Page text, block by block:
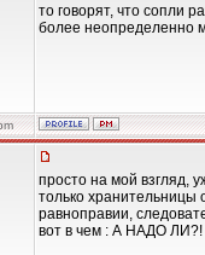
то говорят, что сопли
более неопределенно
просто на мой взгляд,
только хранительницы
равноправии,
вот в чем : А НАДО ЛИ?!